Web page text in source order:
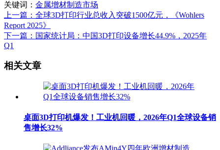
关键词： 金属增材制造市场
上一篇：全球3D打印行业总收入突破1500亿元，《Wohlers
Report 2025》
下一篇：国家统计局：中国3D打印设备增长44.9%，2025年
Q1
相关文章
桌面3D打印机爆发！工业机回暖，2026年Q1全球设备销
售增长32%